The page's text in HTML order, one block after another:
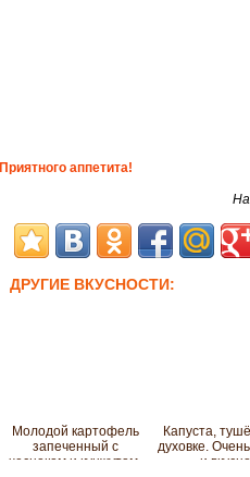
Приятного аппетита!
ДРУГИЕ ВКУСНОСТИ:
Молодой картофель
запеченный с
чесноком и кунжутом,
Капуста,
духовке.
и